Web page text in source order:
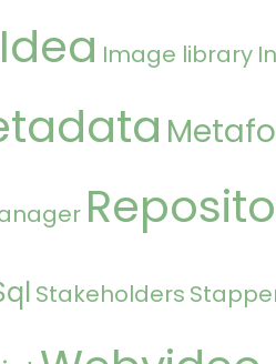
Idea Image library
Stakeholders